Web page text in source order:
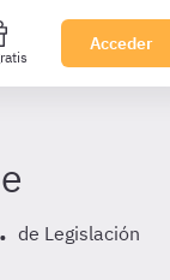
Acceder
de Legislación